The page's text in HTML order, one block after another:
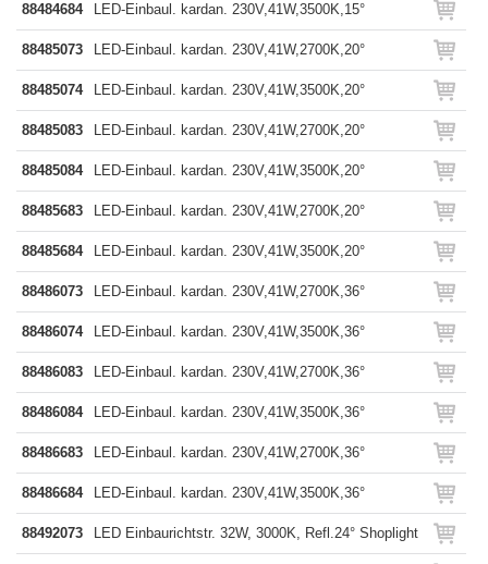
88484684 LED-Einbaul. kardan. 230V,41W,3500K,15°
88485073 LED-Einbaul. kardan. 230V,41W,2700K,20°
88485074 LED-Einbaul. kardan. 230V,41W,3500K,20°
88485083 LED-Einbaul. kardan. 230V,41W,2700K,20°
88485084 LED-Einbaul. kardan. 230V,41W,3500K,20°
88485683 LED-Einbaul. kardan. 230V,41W,2700K,20°
88485684 LED-Einbaul. kardan. 230V,41W,3500K,20°
88486073 LED-Einbaul. kardan. 230V,41W,2700K,36°
88486074 LED-Einbaul. kardan. 230V,41W,3500K,36°
88486083 LED-Einbaul. kardan. 230V,41W,2700K,36°
88486084 LED-Einbaul. kardan. 230V,41W,3500K,36°
88486683 LED-Einbaul. kardan. 230V,41W,2700K,36°
88486684 LED-Einbaul. kardan. 230V,41W,3500K,36°
88492073 LED Einbaurichtstr. 32W, 3000K, Refl.24° Shoplight